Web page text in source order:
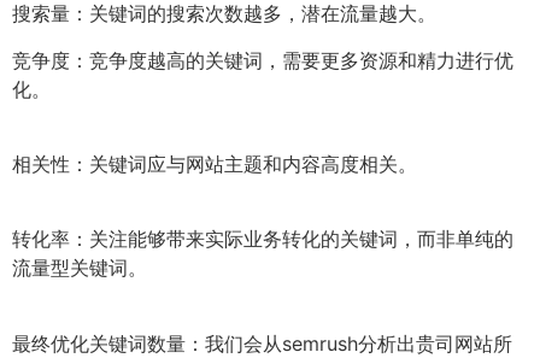
搜索量：关键词的搜索次数越多，潜在流量越大。
竞争度：竞争度越高的关键词，需要更多资源和精力进行优
化。
相关性：关键词应与网站主题和内容高度相关。
转化率：关注能够带来实际业务转化的关键词，而非单纯的
流量型关键词。
最终优化关键词数量：我们会从semrush分析出贵司网站所